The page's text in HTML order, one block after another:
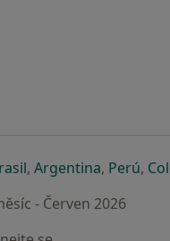
v nové záložce
v nové záložce
se otevře v nové
, Argentinase otevře
, Perúse
,
- Červen 2026